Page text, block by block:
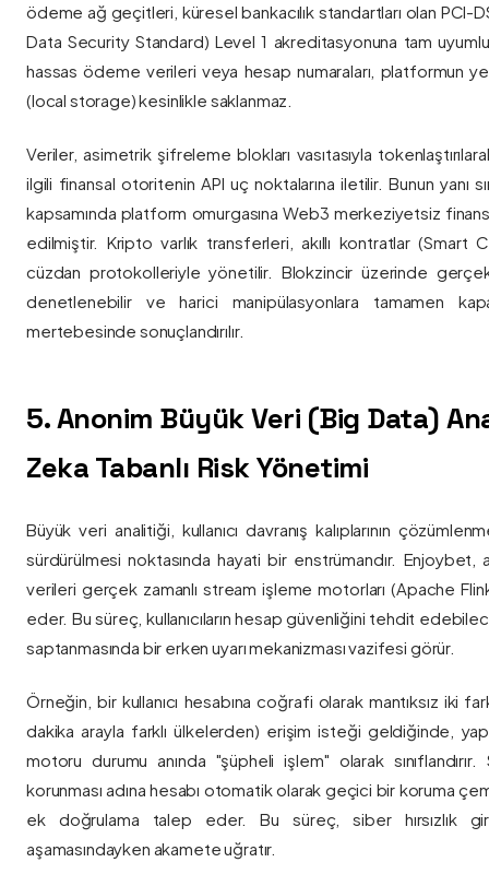
ödeme ağ geçitleri, küresel bankacılık standartları olan PCI-
Data Security Standard) Level 1 akreditasyonuna tam
hassas ödeme verileri veya hesap numaraları, platformun
(local storage) kesinlikle saklanmaz.
Veriler, asimetrik şifreleme blokları vasıtasıyla
ilgili finansal otoritenin API uç noktalarına iletilir. Bunun yanı
kapsamında platform omurgasına Web3 merkeziyetsiz
edilmiştir. Kripto varlık transferleri, akıllı kontratlar (Smart
cüzdan protokolleriyle yönetilir. Blokzincir üzerinde
denetlenebilir ve harici manipülasyonlara tamamen
mertebesinde sonuçlandırılır.
5. Anonim Büyük Veri (Big Data)
Zeka Tabanlı Risk Yönetimi
Büyük veri analitiği, kullanıcı davranış kalıplarının
sürdürülmesi noktasında hayati bir enstrümandır. Enjoybet,
verileri gerçek zamanlı stream işleme motorları (Apache Flink
eder. Bu süreç, kullanıcıların hesap güvenliğini tehdit
saptanmasında bir erken uyarı mekanizması vazifesi görür.
Örneğin, bir kullanıcı hesabına coğrafi olarak mantıksız iki
dakika arayla farklı ülkelerden) erişim isteği geldiğinde,
motoru durumu anında "şüpheli işlem" olarak sınıflandırır.
korunması adına hesabı otomatik olarak geçici bir koruma
ek doğrulama talep eder. Bu süreç, siber hırsızlık
aşamasındayken akamete uğratır.